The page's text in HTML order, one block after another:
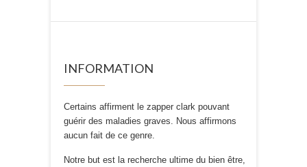
INFORMATION
Certains affirment le zapper clark pouvant
guérir des maladies graves. Nous affirmons
aucun fait de ce genre.
Notre but est la recherche ultime du bien être,